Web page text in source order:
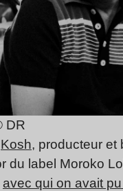
DR
Kosh, producteur et
du label Moroko
avec qui on avait